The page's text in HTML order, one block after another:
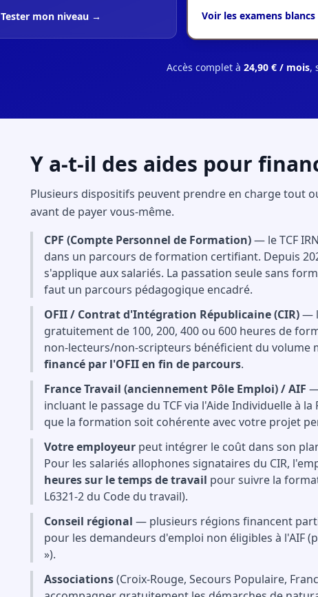
Tester mon niveau → Voir les examens
Accès complet à 24,90 € / mois,
Y a-t-il des aides pour
Plusieurs dispositifs peuvent prendre en charge tout
avant de payer vous-même.
CPF (Compte Personnel de Formation)— le TCF
dans un parcours de formation certifiant. Depuis
s'applique aux salariés. La passation seule sans
faut un parcours pédagogique encadré.
OFII / Contrat d'Intégration Républicaine (CIR)—
gratuitement de 100, 200, 400 ou 600 heures de
non-lecteurs/non-scripteurs bénéficient du volume
financé par l'OFII en fin de parcours.
France Travail (anciennement Pôle Emploi) / AIF
incluant le passage du TCF via l'Aide Individuelle à
que la formation soit cohérente avec votre projet
Votre employeur peut intégrer le coût dans son
Pour les salariés allophones signataires du CIR,
heures sur le temps de travail pour suivre la
L6321-2 du Code du travail).
Conseil régional — plusieurs régions financent
pour les demandeurs d'emploi non éligibles à l'AIF
»).
Associations(Croix-Rouge, Secours Populaire,